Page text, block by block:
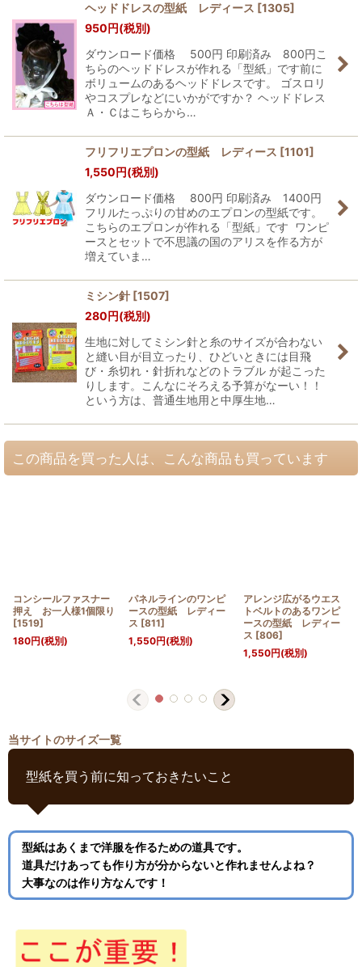
ヘッドドレスの型紙 レディース [1305]
950円(税別)
ダウンロード価格 500円 印刷済み 800円こ
ちらのヘッドドレスが作れる「型紙」です前に
ボリュームのあるヘッドドレスです。 ゴスロリ
やコスプレなどにいかがですか？ ヘッドドレス
Ａ・Ｃはこちらから…
フリフリエプロンの型紙 レディース [1101]
1,550円(税別)
ダウンロード価格 800円 印刷済み 1400円
フリルたっぷりの甘めのエプロンの型紙です。
こちらのエプロンが作れる「型紙」です ワンピ
ースとセットで不思議の国のアリスを作る方が
増えていま…
ミシン針 [1507]
280円(税別)
生地に対してミシン針と糸のサイズが合わない
と縫い目が目立ったり、ひどいときには目飛
び・糸切れ・針折れなどのトラブル が起こった
りします。こんなにそろえる予算がなーい！！
という方は、普通生地用と中厚生地…
この商品を買った人は、こんな商品も買っています
コンシールファスナー
押え お一人様1個限り
[1519]
180円(税別)
パネルラインのワンピ
ースの型紙 レディー
ス [811]
1,550円(税別)
アレンジ広がるウエス
トベルトのあるワンピ
ースの型紙 レディー
ス [806]
1,550円(税別)
当サイトのサイズ一覧
型紙を買う前に知っておきたいこと
型紙はあくまで洋服を作るための道具です。
道具だけあっても作り方が分からないと作れませんよね？
大事なのは作り方なんです！